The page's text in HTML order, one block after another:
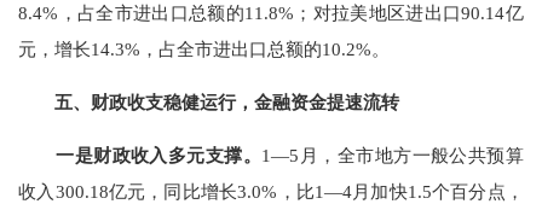
8.4% ，占全市进出口总额的11.8% ；对拉美地区进出口90.14亿
元，增长14.3% ，占全市进出口总额的10.2%。
五、财政收支稳健运行，金融资金提速流转
一是财政收入多元支撑。 1—5 月，全市地方一般公共预算
收入 300.18亿元，同比增长3.0% ，比1—4月加快1.5个百分点，